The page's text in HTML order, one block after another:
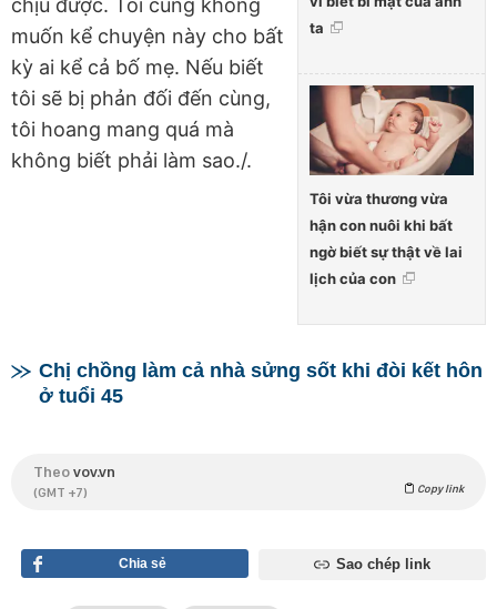
ta
Tôi vừa thương vừa
hận con nuôi khi bất
ngờ biết sự thật về lai
lịch của con
muốn kể chuyện này cho bất
kỳ ai kể cả bố mẹ. Nếu biết
tôi sẽ bị phản đối đến cùng,
tôi hoang mang quá mà
không biết phải làm sao./.
Chị chồng làm cả nhà sửng sốt khi đòi kết hôn
ở tuổi 45
Theovov.vn
(GMT +7) Copy link
Chia sẻ Sao chép link